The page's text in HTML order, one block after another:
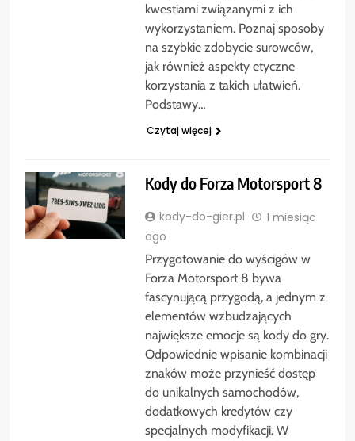
kwestiami związanymi z ich
wykorzystaniem. Poznaj sposoby
na szybkie zdobycie surowców,
jak również aspekty etyczne
korzystania z takich ułatwień.
Podstawy…
Czytaj więcej
Kody do Forza Motorsport 8
kody-do-gier.pl
1 miesiąc
ago
Przygotowanie do wyścigów w
Forza Motorsport 8 bywa
fascynującą przygodą, a jednym z
elementów wzbudzających
największe emocje są kody do gry.
Odpowiednie wpisanie kombinacji
znaków może przynieść dostęp
do unikalnych samochodów,
dodatkowych kredytów czy
specjalnych modyfikacji. W